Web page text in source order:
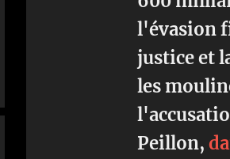
l'évasion
justice et
les
Peillon,